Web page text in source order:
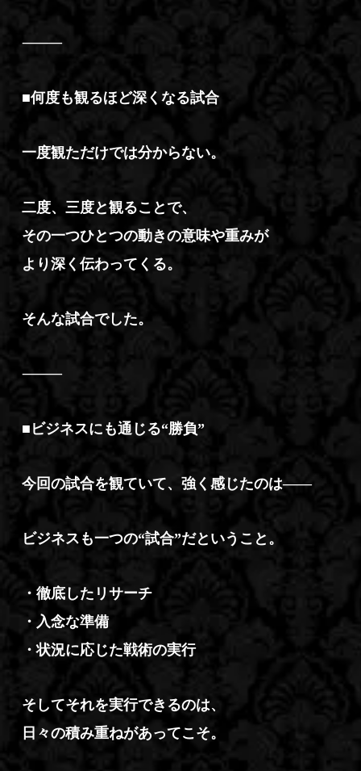
⸻
■何度も観るほど深くなる試合
一度観ただけでは分からない。
二度、三度と観ることで、
その一つひとつの動きの意味や重みが
より深く伝わってくる。
そんな試合でした。
⸻
■ビジネスにも通じる“勝負”
今回の試合を観ていて、強く感じたのは――
ビジネスも一つの“試合”だということ。
・徹底したリサーチ
・入念な準備
・状況に応じた戦術の実行
そしてそれを実行できるのは、
日々の積み重ねがあってこそ。